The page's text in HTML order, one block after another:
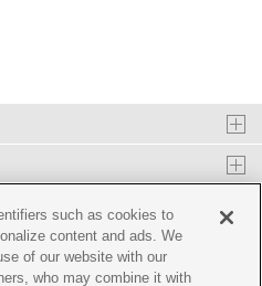
such as cookies to
content and ads. We
of our website with our
who may combine it with